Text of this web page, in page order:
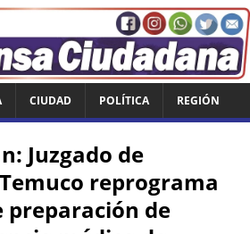
CIUDAD POLÍTICA REGIÓN
Juzgado de
reprograma
preparación de